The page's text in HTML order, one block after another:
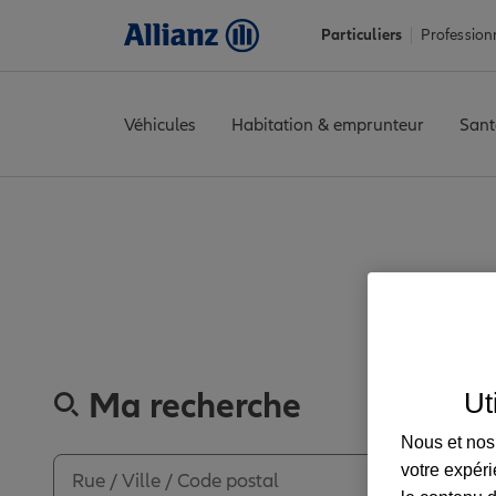
Particuliers
Véhicules Habitation & emprunteur
Ma recherche
Nous et
votre